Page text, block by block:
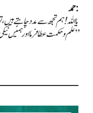
حمد:
علم و حکمت عطا فرما اور ہمیں نیکی کے راستے پر چلا۔”